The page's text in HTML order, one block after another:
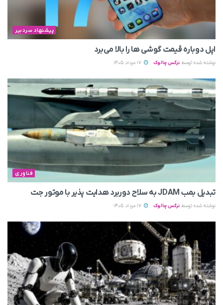
پیشنهاد سردبیر
اپل دوباره قیمت‌ گوشی ها را بالا می‌برد
نوشته شده توسط نرگس چالوک
فناوری
تبدیل بمب JDAM به سلاح دوربرد هدایت پذیر با موتور جت
نوشته شده توسط نرگس چالوک